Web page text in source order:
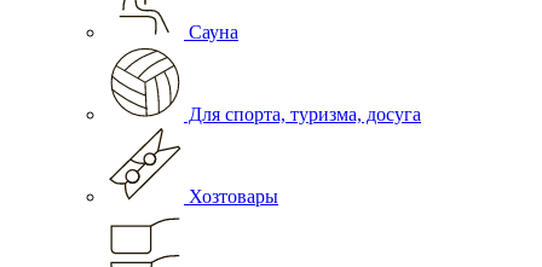
Сауна
Для спорта, туризма, досуга
Хозтовары